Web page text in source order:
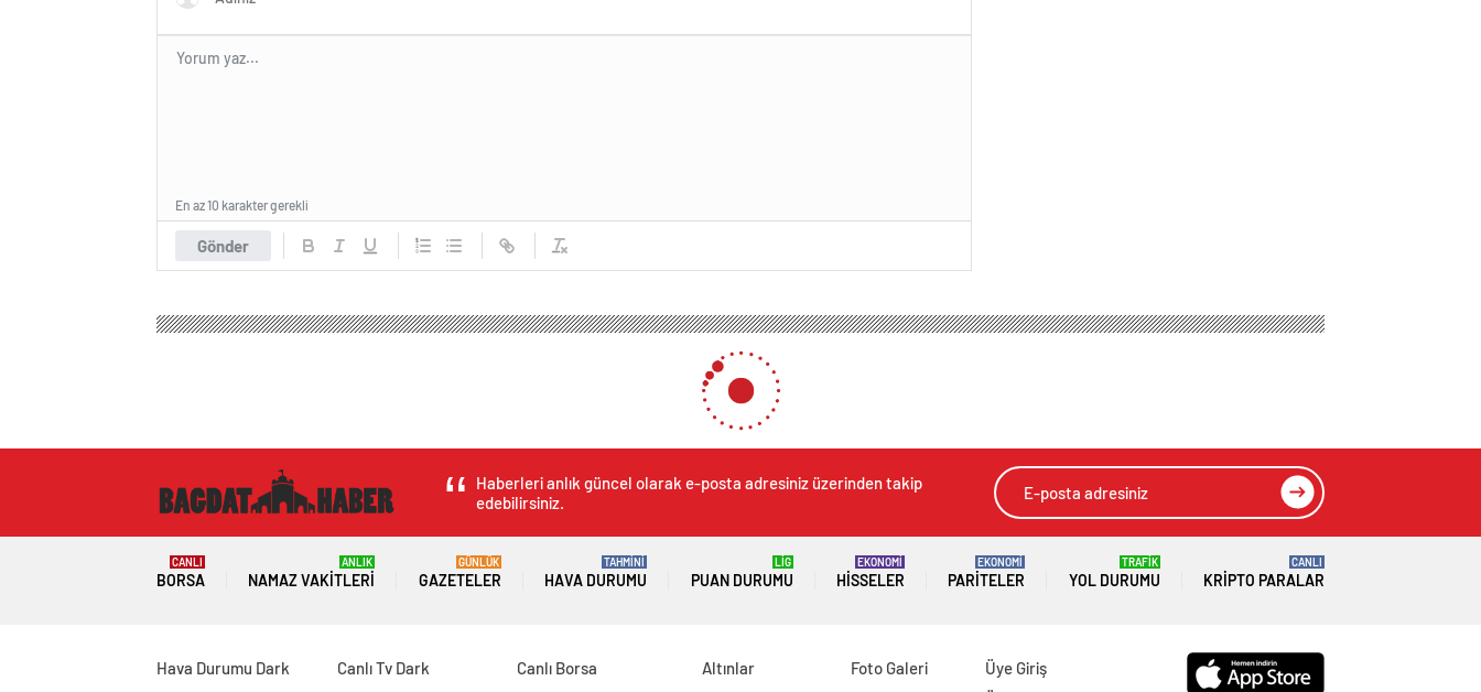
Gönder
En az 10 karakter gerekli
Haberleri anlık güncel olarak e-posta adresiniz üzerinden takip
edebilirsiniz.
BORSA
CANLI
NAMAZ VAKITLERI
ANLIK
GAZETELER
GÜNLÜK
HAVA DURUMU
TAHMİNİ
PUAN DURUMU
LİG
HISSELER
EKONOMİ
PARITELER
EKONOMİ
YOL DURUMU
TRAFİK
KRIPTO PARALAR
CANLI
Hava Durumu Dark
Canlı Tv Dark
Canlı Borsa
Altınlar
Foto Galeri
Üye Giriş